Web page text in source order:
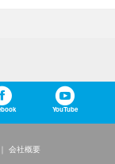
YouTube
会社概要